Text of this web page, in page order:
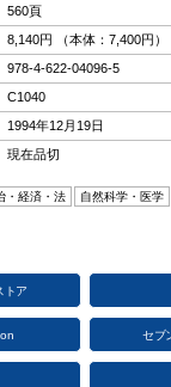
560頁
8,140円 （本体：7,400円）
978-4-622-04096-5
C1040
1994年12月19日
現在品切
・経済・法 自然科学・医学
トア
セブ